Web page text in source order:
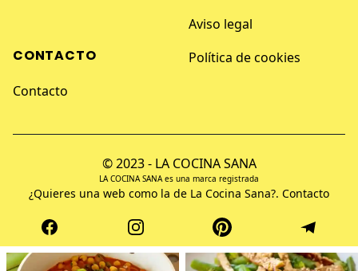
CONTACTO
Contacto
Aviso legal
Política de cookies
© 2023 - LA COCINA SANA
LA COCINA SANA es una marca registrada
¿Quieres una web como la de La Cocina Sana?. Contacto
Facebook Instagram Pinterest Telegram